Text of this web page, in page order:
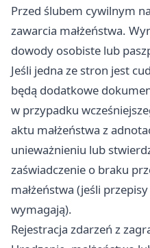
Przed ślubem cywilnym
zawarcia małżeństwa.
dowody osobiste lub
Jeśli jedna ze stron jest
będą dodatkowe
w przypadku
aktu małżeństwa z
unieważnieniu lub
zaświadczenie o braku
małżeństwa (jeśli
wymagają).
Rejestracja zdarzeń z